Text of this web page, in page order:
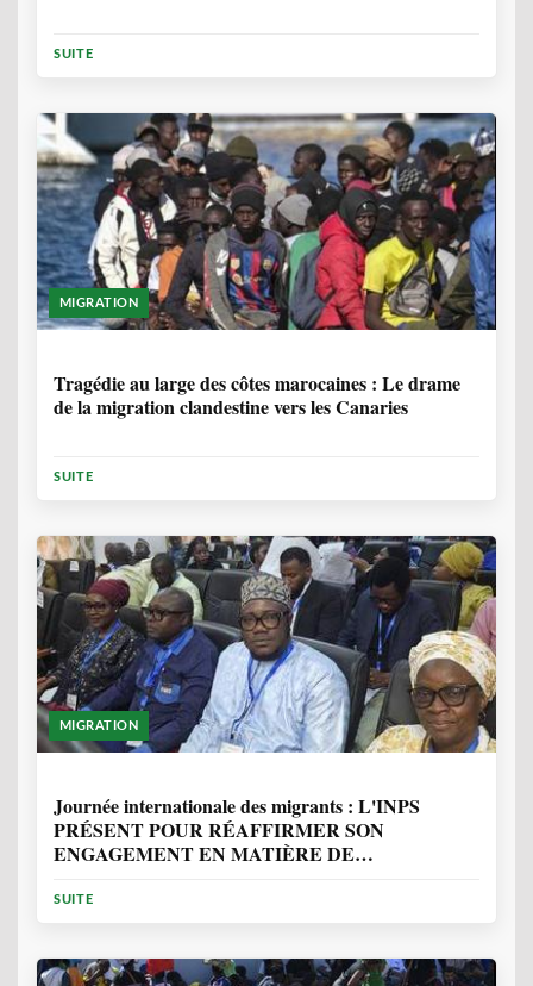
SUITE
MIGRATION
Tragédie au large des côtes marocaines : Le drame
de la migration clandestine vers les Canaries
SUITE
MIGRATION
Journée internationale des migrants : L'INPS
PRÉSENT POUR RÉAFFIRMER SON
ENGAGEMENT EN MATIÈRE DE
SUITE